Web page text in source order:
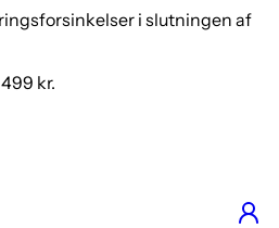
i slutningen af
kr.